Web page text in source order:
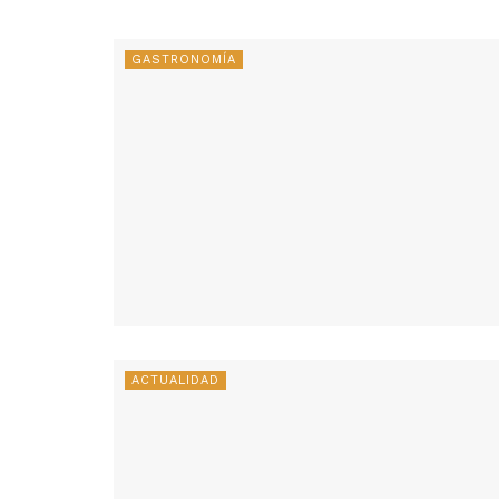
GASTRONOMÍA
ACTUALIDAD